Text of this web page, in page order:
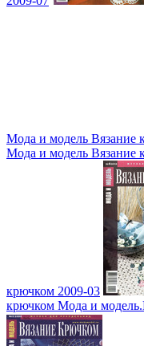
Мода и модель Вязание
Мода и модель Вязание
крючком 2009-03
крючком Мода и